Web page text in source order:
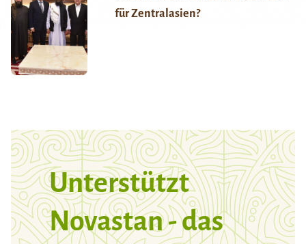
für Zentralasien?
Unterstützt
Novastan - das